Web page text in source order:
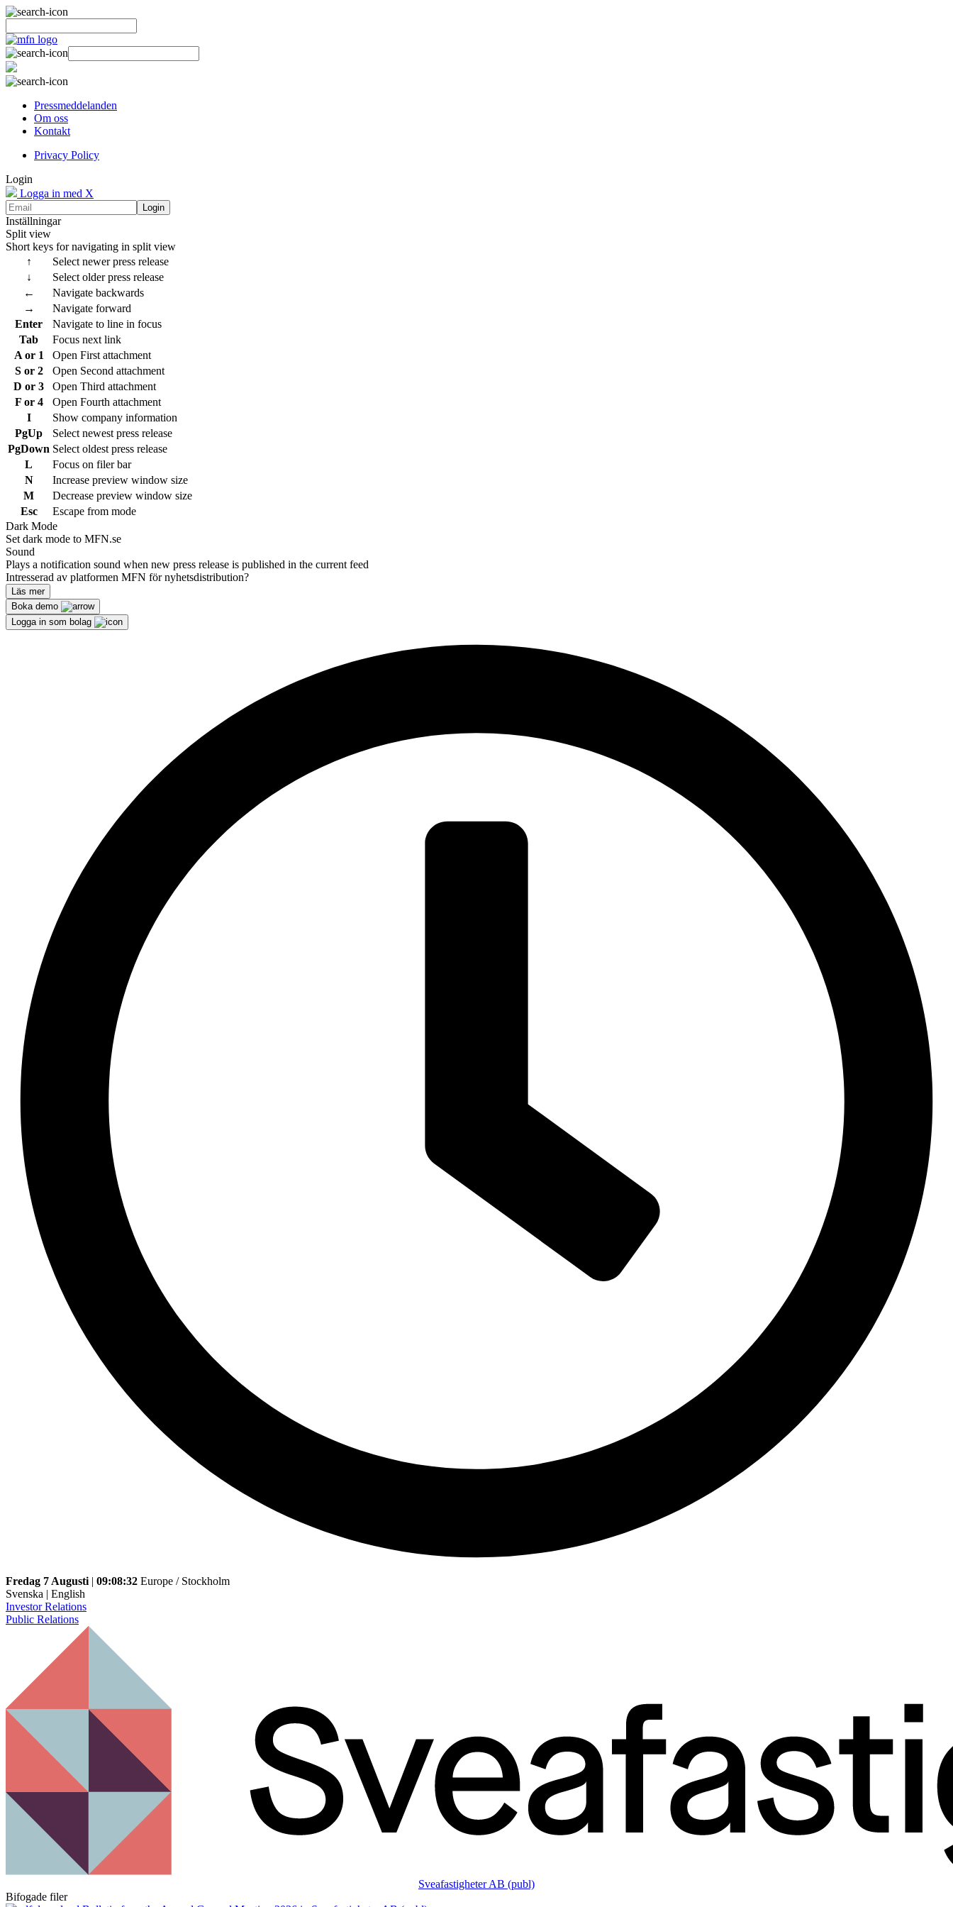
Pressmeddelanden
Om oss
Kontakt
Privacy Policy
Login
Logga in med X
Login
Inställningar
Split view
Short keys for navigating in split view
↑
Select newer press release
↓
Select older press release
←
Navigate backwards
→
Navigate forward
Enter
Navigate to line in focus
Tab
Focus next link
A or 1
Open First attachment
S or 2
Open Second attachment
D or 3
Open Third attachment
F or 4
Open Fourth attachment
I
Show company information
PgUp
Select newest press release
PgDown Select oldest press release
L
Focus on filer bar
N
Increase preview window size
M
Decrease preview window size
Esc
Escape from mode
Dark Mode
Set dark mode to MFN.se
Sound
Plays a notification sound when new press release is published in the current feed
Intresserad av platformen MFN för nyhetsdistribution?
Läs mer
Boka demo
Logga in som bolag
Fredag 7 Augusti | 09:08:32 Europe / Stockholm
Svenska | English
Investor Relations
Public Relations
Sveafastigheter AB (publ)
Bifogade filer